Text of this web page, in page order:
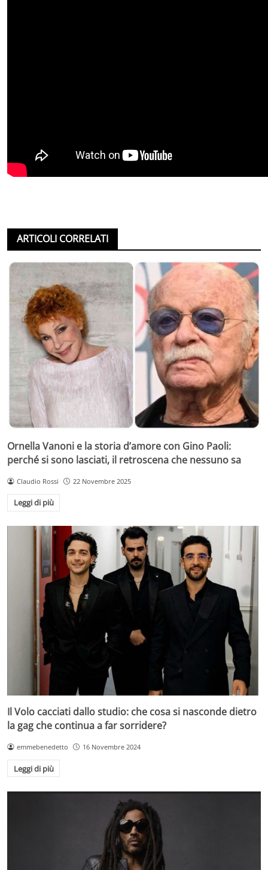
ARTICOLI CORRELATI
Ornella Vanoni e la storia d’amore con Gino Paoli:
perché si sono lasciati, il retroscena che nessuno sa
Claudio Rossi 22 Novembre 2025
Leggi di più
Il Volo cacciati dallo studio: che cosa si nasconde dietro
la gag che continua a far sorridere?
emmebenedetto 16 Novembre 2024
Leggi di più